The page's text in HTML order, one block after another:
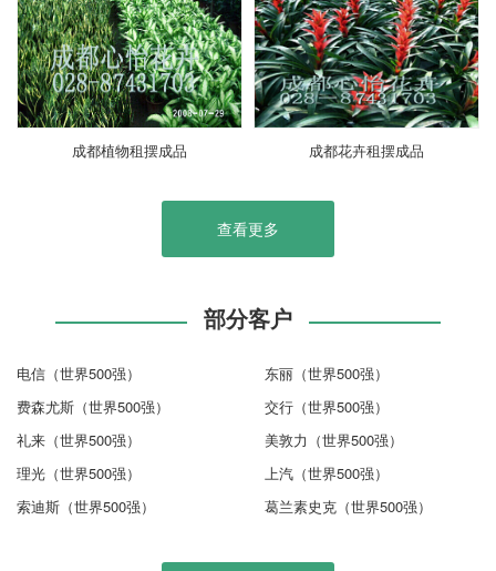
成都植物租摆成品 成都花卉租摆成品
查看更多
部分客户
电信（世界500强）
东丽（世界500强）
费森尤斯（世界500强）
交行（世界500强）
礼来（世界500强）
美敦力（世界500强）
理光（世界500强）
上汽（世界500强）
索迪斯（世界500强）
葛兰素史克（世界500强）